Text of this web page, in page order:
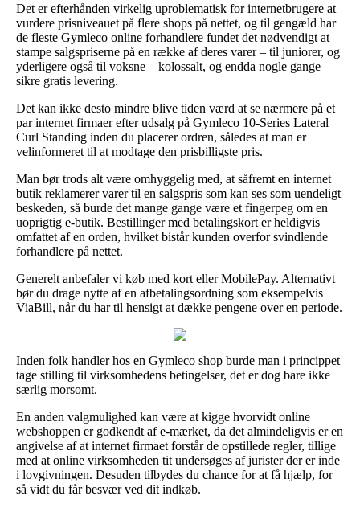
Det er efterhånden virkelig uproblematisk for internetbrugere at
vurdere prisniveauet på flere shops på nettet, og til gengæld har
de fleste Gymleco online forhandlere fundet det nødvendigt at
stampe salgspriserne på en række af deres varer – til juniorer, og
yderligere også til voksne – kolossalt, og endda nogle gange
sikre gratis levering.
Det kan ikke desto mindre blive tiden værd at se nærmere på et
par internet firmaer efter udsalg på Gymleco 10-Series Lateral
Curl Standing inden du placerer ordren, således at man er
velinformeret til at modtage den prisbilligste pris.
Man bør trods alt være omhyggelig med, at såfremt en internet
butik reklamerer varer til en salgspris som kan ses som uendeligt
beskeden, så burde det mange gange være et fingerpeg om en
uoprigtig e-butik. Bestillinger med betalingskort er heldigvis
omfattet af en orden, hvilket bistår kunden overfor svindlende
forhandlere på nettet.
Generelt anbefaler vi køb med kort eller MobilePay. Alternativt
bør du drage nytte af en afbetalingsordning som eksempelvis
ViaBill, når du har til hensigt at dække pengene over en periode.
Inden folk handler hos en Gymleco shop burde man i princippet
tage stilling til virksomhedens betingelser, det er dog bare ikke
særlig morsomt.
En anden valgmulighed kan være at kigge hvorvidt online
webshoppen er godkendt af e-mærket, da det almindeligvis er en
angivelse af at internet firmaet forstår de opstillede regler, tillige
med at online virksomheden tit undersøges af jurister der er inde
i lovgivningen. Desuden tilbydes du chance for at få hjælp, for
så vidt du får besvær ved dit indkøb.